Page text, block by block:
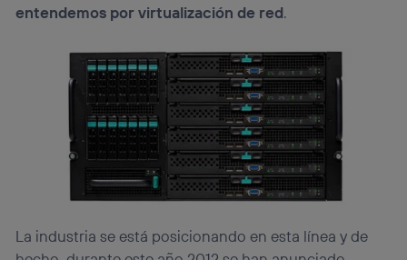
entendemos por virtualización de red.
La industria se está posicionando en esta línea y de